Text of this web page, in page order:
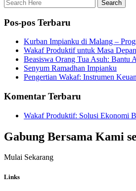
Pos-pos Terbaru
Kurban Impianku di Malang –
Wakaf Produktif untuk Masa
Beasiswa Orang Tua Asuh: Bantu
Senyum Ramadhan Impianku
Pengertian Wakaf: Instrumen
Komentar Terbaru
Wakaf Produktif: Solusi Ekonomi
Gabung Bersama Kami
Mulai Sekarang
Links